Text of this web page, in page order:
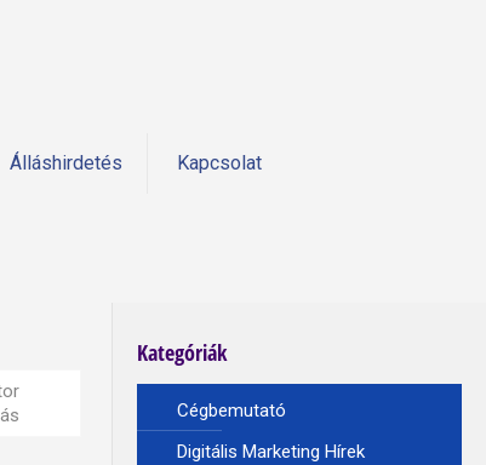
Álláshirdetés Kapcsolat
Kategóriák
Cégbemutató
Digitális Marketing Hírek